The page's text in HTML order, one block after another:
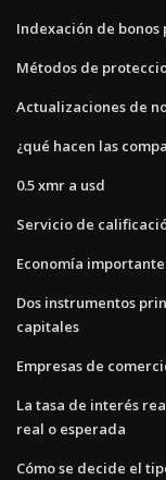
Indexación de bonos
Métodos de
Actualizaciones de
¿qué hacen las
0.5 xmr a usd
Servicio de
Economía
Dos instrumentos
capitales
Empresas de
La tasa de interés
real o esperada
Cómo se decide el